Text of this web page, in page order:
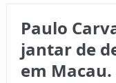
Paulo
jantar de
em Macau.